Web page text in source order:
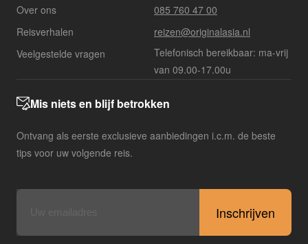
Over ons
Reisverhalen
Veelgestelde vragen
085 760 47 00
reizen@originalasia.nl
Telefonisch bereikbaar: ma-vrij
van 09.00-17.00u
Mis niets en blijf betrokken
Ontvang als eerste exclusieve aanbiedingen i.c.m. de beste
tips voor uw volgende reis.